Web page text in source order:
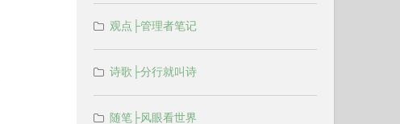
观点├管理者笔记
诗歌├分行就叫诗
随笔├风眼看世界